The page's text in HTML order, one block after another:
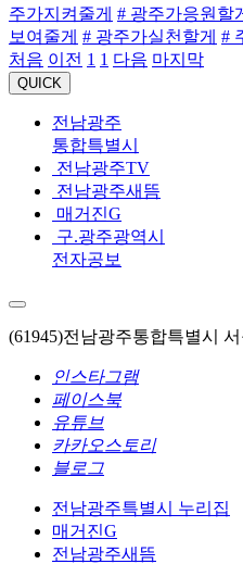
주가지켜줄게 # 광주가응원할
보여줄게 # 광주가실천할게 #
처음 이전 1 1 다음 마지막
QUICK
전남광주
통합특별시
전남광주TV
전남광주새뜸
매거진G
구.광주광역시
전자공보
(61945)전남광주통합특별시
인스타그램
페이스북
유튜브
카카오스토리
블로그
전남광주특별시 누리집
매거진G
전남광주새뜸